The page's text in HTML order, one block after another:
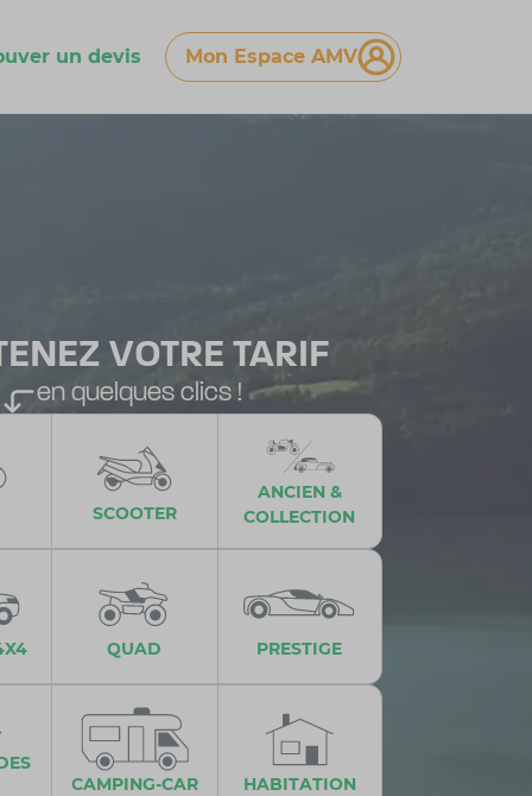
un devis Mon Espace AMV
VOTRE TARIF
en quelques clics !
SCOOTER
ANCIEN &
COLLECTION
QUAD PRESTIGE
CAMPING-CAR HABITATION